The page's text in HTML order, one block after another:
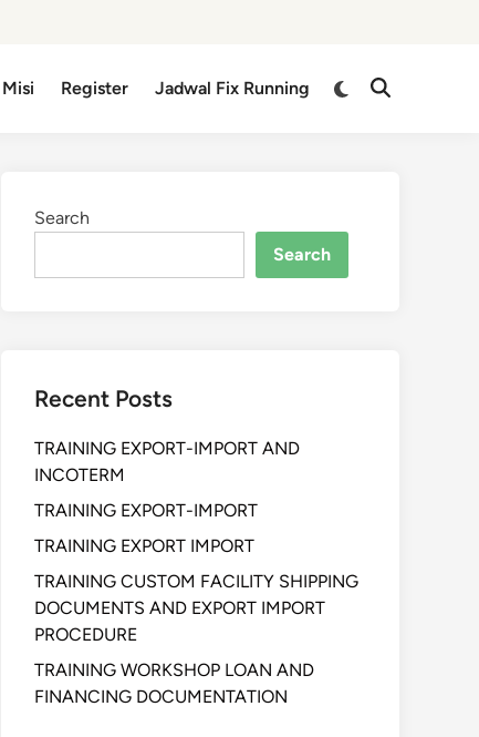
Register Jadwal Fix Running
Search
Search
Recent Posts
TRAINING EXPORT-IMPORT AND
INCOTERM
TRAINING EXPORT-IMPORT
TRAINING EXPORT IMPORT
TRAINING CUSTOM FACILITY SHIPPING
DOCUMENTS AND EXPORT IMPORT
PROCEDURE
TRAINING WORKSHOP LOAN AND
FINANCING DOCUMENTATION